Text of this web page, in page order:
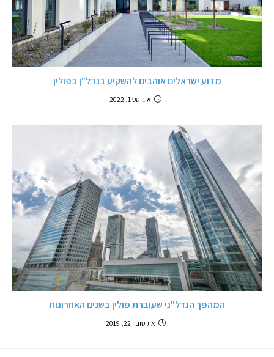
מדוע ישראלים אוהבים להשקיע בנדל"ן בפולין
אוגוסט 1, 2022
המהפך הנדל"ני שעוברת פולין בשנים האחרונות
אוקטובר 22, 2019